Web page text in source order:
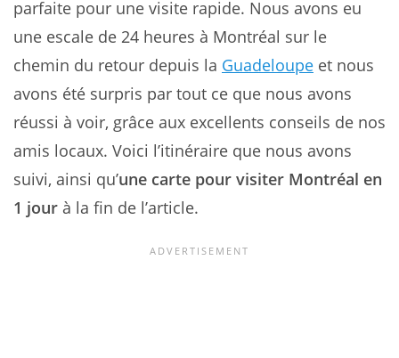
parfaite pour une visite rapide. Nous avons eu
une escale de 24 heures à Montréal sur le
chemin du retour depuis la Guadeloupe et nous
avons été surpris par tout ce que nous avons
réussi à voir, grâce aux excellents conseils de nos
amis locaux. Voici l’itinéraire que nous avons
suivi, ainsi qu’une carte pour visiter Montréal en
1 jour à la fin de l’article.